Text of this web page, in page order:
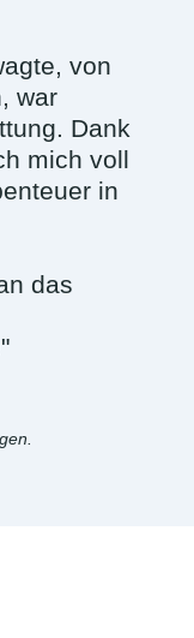
von
war
Dank
mich voll
in
das